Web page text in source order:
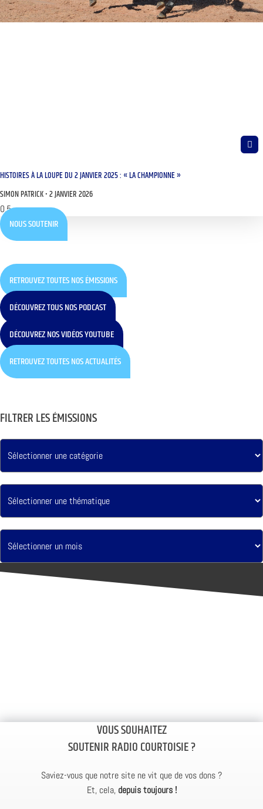
HISTOIRES À LA LOUPE DU 2 JANVIER 2025 : « LA CHAMPIONNE »
SIMON PATRICK 2 JANVIER 2026
NOUS SOUTENIR
RETROUVEZ TOUTES NOS ÉMISSIONS
DÉCOUVREZ TOUS NOS PODCAST
DÉCOUVREZ NOS VIDÉOS YOUTUBE
RETROUVEZ TOUTES NOS ACTUALITÉS
FILTRER LES ÉMISSIONS
VOUS SOUHAITEZ
SOUTENIR RADIO COURTOISIE ?
Saviez-vous que notre site ne vit que de vos dons ?
Et, cela, depuis toujours !